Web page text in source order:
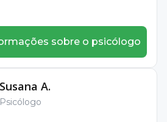
sobre o psicólogo
Susana A.
Psicólogo